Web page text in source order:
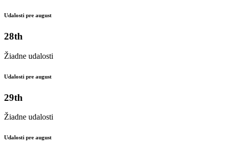
Udalosti pre august
28th
Žiadne udalosti
Udalosti pre august
29th
Žiadne udalosti
Udalosti pre august